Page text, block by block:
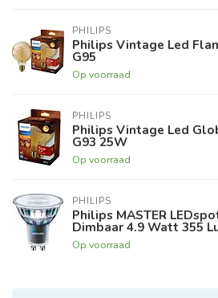
PHILIPS
Philips Vintage Led
G95
Op voorraad
PHILIPS
Philips Vintage Led
G93 25W
Op voorraad
PHILIPS
Philips MASTER
Dimbaar 4.9 Watt 355
Op voorraad